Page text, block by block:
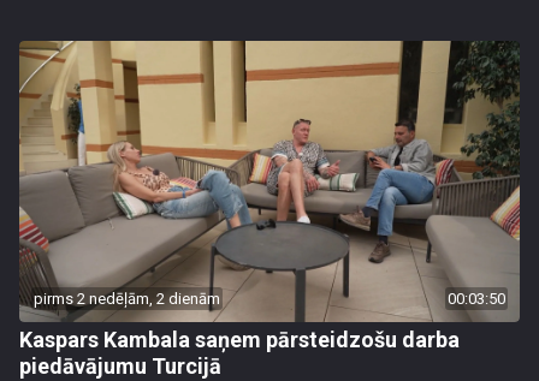
pirms 2 nedēļām, 2 dienām 00:03:50
Kaspars Kambala saņem pārsteidzošu darba
piedāvājumu Turcijā